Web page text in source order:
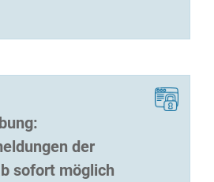
der
sofort möglich